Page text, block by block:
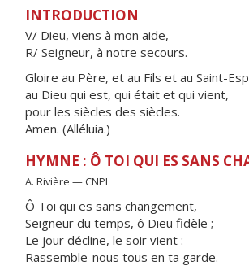
INTRODUCTION
V/ Dieu, viens à mon aide,
R/ Seigneur, à notre secours.
Gloire au Père, et au Fils et au Saint-
au Dieu qui est, qui était et qui vient,
pour les siècles des siècles.
Amen. (Alléluia.)
HYMNE : Ô TOI QUI ES SANS
A. Rivière — CNPL
Ô Toi qui es sans changement,
Seigneur du temps, ô Dieu fidèle ;
Le jour décline, le soir vient :
Rassemble-nous tous en ta garde.